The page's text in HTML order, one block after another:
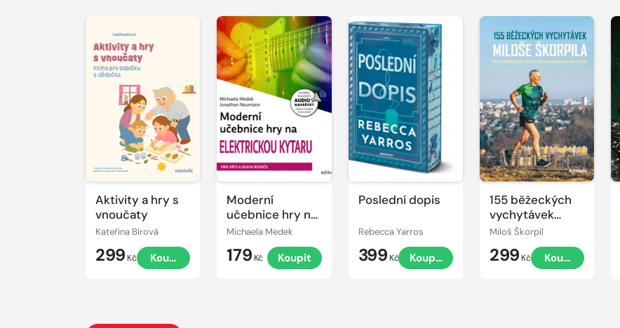
Aktivity a hry s
vnoučaty
Kateřina Bírová
299 Kč Koupit
Moderní
učebnice hry na
elektrickou
Michaela Medek
179 Kč Koupit
Poslední dopis
Rebecca Yarros
399 Kč Koupit
155 běžeckých
vychytávek
Miloše Škorpila
Miloš Škorpil
299 Kč Koupit